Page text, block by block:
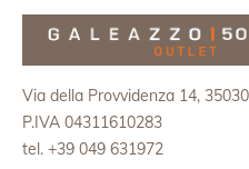
Via della Provvidenza 14,
P.IVA 04311610283
tel. +39 049 631972